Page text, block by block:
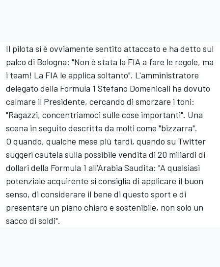
Il pilota si è ovviamente sentito attaccato e ha detto sul
palco di Bologna: "Non è stata la FIA a fare le regole, ma
i team! La FIA le applica soltanto". L'amministratore
delegato della Formula 1 Stefano Domenicali ha dovuto
calmare il Presidente, cercando di smorzare i toni:
"Ragazzi, concentriamoci sulle cose importanti". Una
scena in seguito descritta da molti come "bizzarra".
O quando, qualche mese più tardi, quando su Twitter
suggerì cautela sulla possibile vendita di 20 miliardi di
dollari della Formula 1 all'Arabia Saudita: "A qualsiasi
potenziale acquirente si consiglia di applicare il buon
senso, di considerare il bene di questo sport e di
presentare un piano chiaro e sostenibile, non solo un
sacco di soldi".